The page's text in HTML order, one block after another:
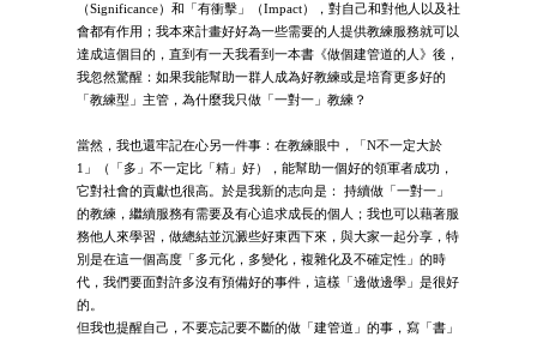
（Significance）和「有衝擊」（Impact），對自己和對他人以及社
會都有作用；我本來計畫好好為一些需要的人提供教練服務就可以
達成這個目的，直到有一天我看到一本書《做個建管道的人》後，
我忽然驚醒：如果我能幫助一群人成為好教練或是培育更多好的
「教練型」主管，為什麼我只做「一對一」教練？
當然，我也還牢記在心另一件事：在教練眼中，「N不一定大於
1」（「多」不一定比「精」好），能幫助一個好的領軍者成功，
它對社會的貢獻也很高。於是我新的志向是： 持續做「一對一」
的教練，繼續服務有需要及有心追求成長的個人；我也可以藉著服
務他人來學習，做總結並沉澱些好東西下來，與大家一起分享，特
別是在這一個高度「多元化，多變化，複雜化及不確定性」的時
代，我們要面對許多沒有預備好的事件，這樣「邊做邊學」是很好
的。
但我也提醒自己，不要忘記要不斷的做「建管道」的事，寫「書」